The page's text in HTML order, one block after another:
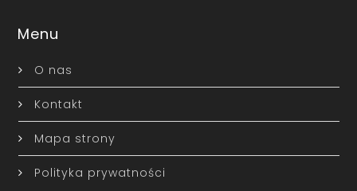
Menu
O nas
Kontakt
Mapa strony
Polityka prywatności